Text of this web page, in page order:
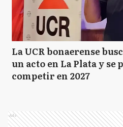
La UCR bonaerense
un acto en La Plata y se
competir en 2027
Ads